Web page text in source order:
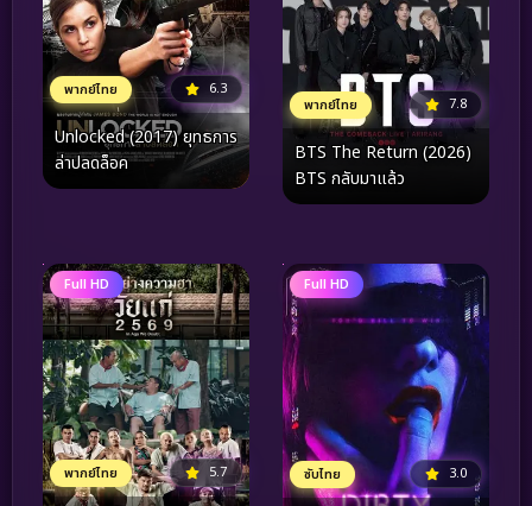
พากย์ไทย 6.3
Unlocked (2017) ยุทธการ
ล่าปลดล็อค
พากย์ไทย 7.8
BTS The Return (2026)
BTS กลับมาแล้ว
Full HD
พากย์ไทย 5.7
Full HD
ซับไทย 3.0